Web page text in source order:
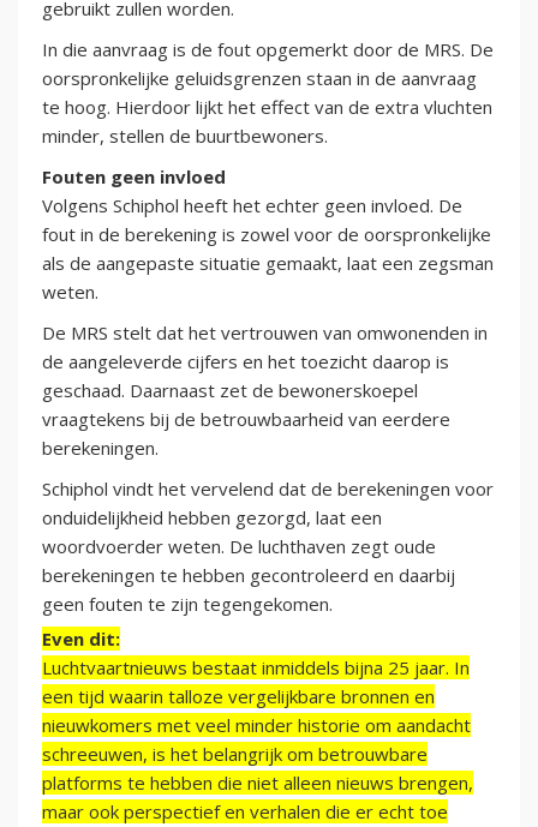
gebruikt zullen worden.
In die aanvraag is de fout opgemerkt door de MRS. De
oorspronkelijke geluidsgrenzen staan in de aanvraag
te hoog. Hierdoor lijkt het effect van de extra vluchten
minder, stellen de buurtbewoners.
Fouten geen invloed
Volgens Schiphol heeft het echter geen invloed. De
fout in de berekening is zowel voor de oorspronkelijke
als de aangepaste situatie gemaakt, laat een zegsman
weten.
De MRS stelt dat het vertrouwen van omwonenden in
de aangeleverde cijfers en het toezicht daarop is
geschaad. Daarnaast zet de bewonerskoepel
vraagtekens bij de betrouwbaarheid van eerdere
berekeningen.
Schiphol vindt het vervelend dat de berekeningen voor
onduidelijkheid hebben gezorgd, laat een
woordvoerder weten. De luchthaven zegt oude
berekeningen te hebben gecontroleerd en daarbij
geen fouten te zijn tegengekomen.
Even dit:
Luchtvaartnieuws bestaat inmiddels bijna 25 jaar. In
een tijd waarin talloze vergelijkbare bronnen en
nieuwkomers met veel minder historie om aandacht
schreeuwen, is het belangrijk om betrouwbare
platforms te hebben die niet alleen nieuws brengen,
maar ook perspectief en verhalen die er echt toe